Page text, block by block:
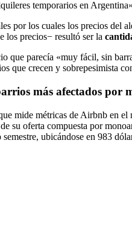
temporarios en
por los cuales los precios del
los precios− resultó ser la
que parecía «muy fácil, sin
que crecen y sobrepesimista
más afectados por
mide métricas de Airbnb en
su oferta compuesta por
ubicándose en 983